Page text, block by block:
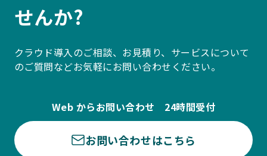
せんか?
クラウド導入のご相談、お見積り、サービスについて
のご質問などお気軽にお問い合わせください。
Web からお問い合わせ 24時間受付
お問い合わせはこちら